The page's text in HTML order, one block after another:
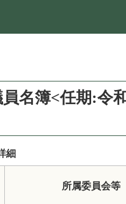
名簿<任期:令
細
所属委員会等